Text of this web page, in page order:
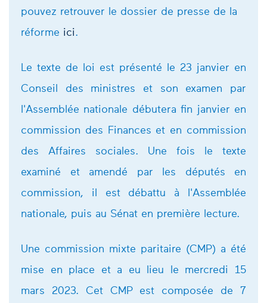
pouvez retrouver le dossier de presse de la
réforme ici.
Le texte de loi est présenté le 23 janvier en
Conseil des ministres et son examen par
l'Assemblée nationale débutera fin janvier en
commission des Finances et en commission
des Affaires sociales. Une fois le texte
examiné et amendé par les députés en
commission, il est débattu à l'Assemblée
nationale, puis au Sénat en première lecture.
Une commission mixte paritaire (CMP) a été
mise en place et a eu lieu le mercredi 15
mars 2023. Cet CMP est composée de 7